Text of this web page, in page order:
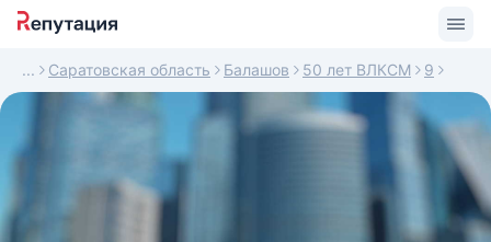
Саратовская область Балашов 50 лет ВЛКСМ 9